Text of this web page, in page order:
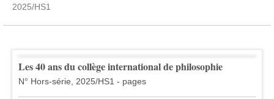
2025/HS1
Les 40 ans du collège international de philosophie
N° Hors-série, 2025/HS1 - pages